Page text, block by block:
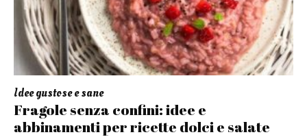
Idee gustose e sane
Fragole senza confini: idee e
abbinamenti per ricette dolci e salate